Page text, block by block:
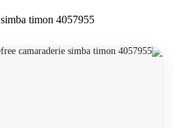
دسته بندی
timon 4057955